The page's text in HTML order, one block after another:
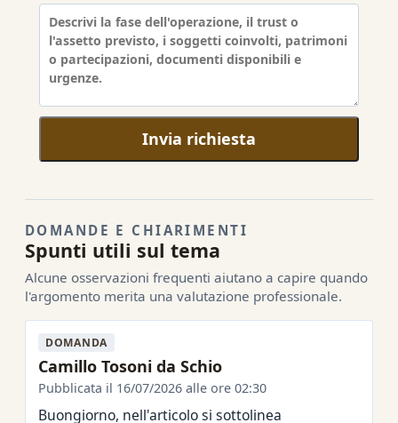
Invia richiesta
DOMANDE E CHIARIMENTI
Spunti utili sul tema
Alcune osservazioni frequenti aiutano a capire quando
l'argomento merita una valutazione professionale.
DOMANDA
Camillo Tosoni da Schio
Pubblicata il 16/07/2026 alle ore 02:30
Buongiorno, nell'articolo si sottolinea